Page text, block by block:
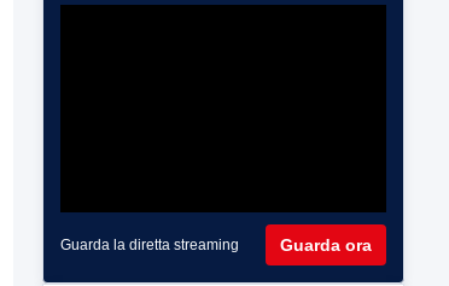
Guarda la diretta streaming Guarda ora